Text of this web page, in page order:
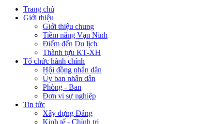
Trang chủ
Giới thiệu
Giới thiệu chung
Tiềm năng Vạn Ninh
Điểm đến Du lịch
Thành tựu KT-XH
Tổ chức hành chính
Hội đồng nhân dân
Ủy ban nhân dân
Phòng - Ban
Đơn vị sự nghiệp
Tin tức
Xây dựng Đảng
Kinh tế - Chính trị